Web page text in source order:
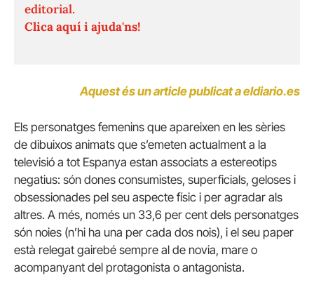
editorial.
Clica aquí i ajuda'ns!
Aquest és un article publicat a eldiario.es
Els personatges femenins que apareixen en les sèries
de dibuixos animats que s’emeten actualment a la
televisió a tot Espanya estan associats a estereotips
negatius: són dones consumistes, superficials, geloses i
obsessionades pel seu aspecte físic i per agradar als
altres. A més, només un 33,6 per cent dels personatges
són noies (n’hi ha una per cada dos nois), i el seu paper
està relegat gairebé sempre al de novia, mare o
acompanyant del protagonista o antagonista.